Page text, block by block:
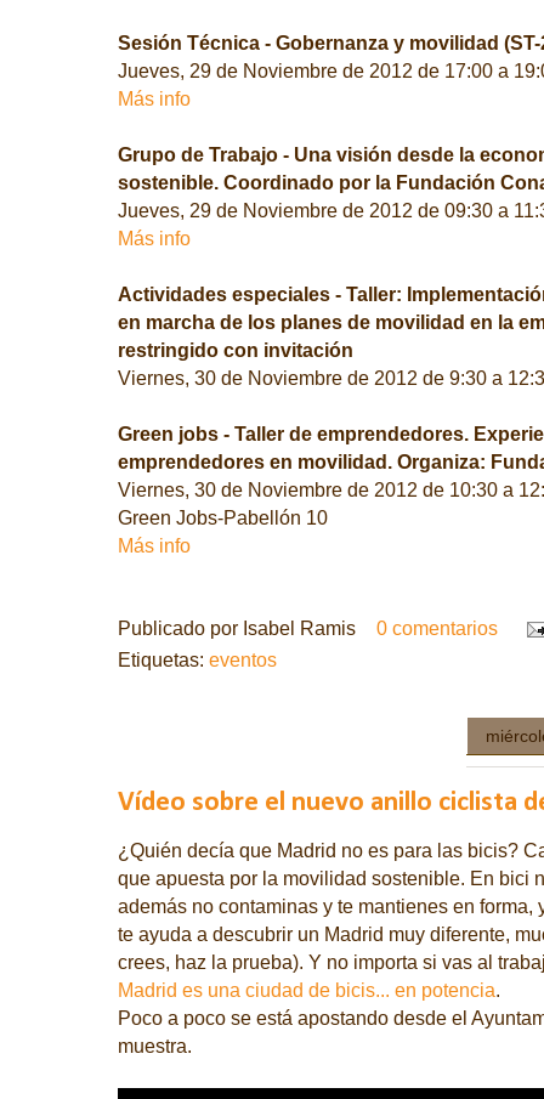
Sesión Técnica - Gobernanza y movilidad (ST-
Jueves, 29 de Noviembre de 2012 de 17:00 a
Más info
Grupo de Trabajo - Una visión desde la
sostenible. Coordinado por la Fundación
Jueves, 29 de Noviembre de 2012 de 09:30 a
Más info
Actividades especiales - Taller:
en marcha de los planes de movilidad en la
restringido con invitación
Viernes, 30 de Noviembre de 2012 de 9:30 a
Green jobs - Taller de emprendedores.
emprendedores en movilidad. Organiza:
Viernes, 30 de Noviembre de 2012 de 10:30 a
Green Jobs-Pabellón 10
Más info
Publicado por Isabel Ramis
0 comentarios
Etiquetas: eventos
Vídeo sobre el nuevo anillo ciclista
¿Quién decía que Madrid no es para las bicis?
que apuesta por la movilidad sostenible. En bici
además no contaminas y te mantienes en forma,
te ayuda a descubrir un Madrid muy diferente,
crees, haz la prueba). Y no importa si vas al
Madrid es una ciudad de bicis... en potencia.
Poco a poco se está apostando desde el
muestra.